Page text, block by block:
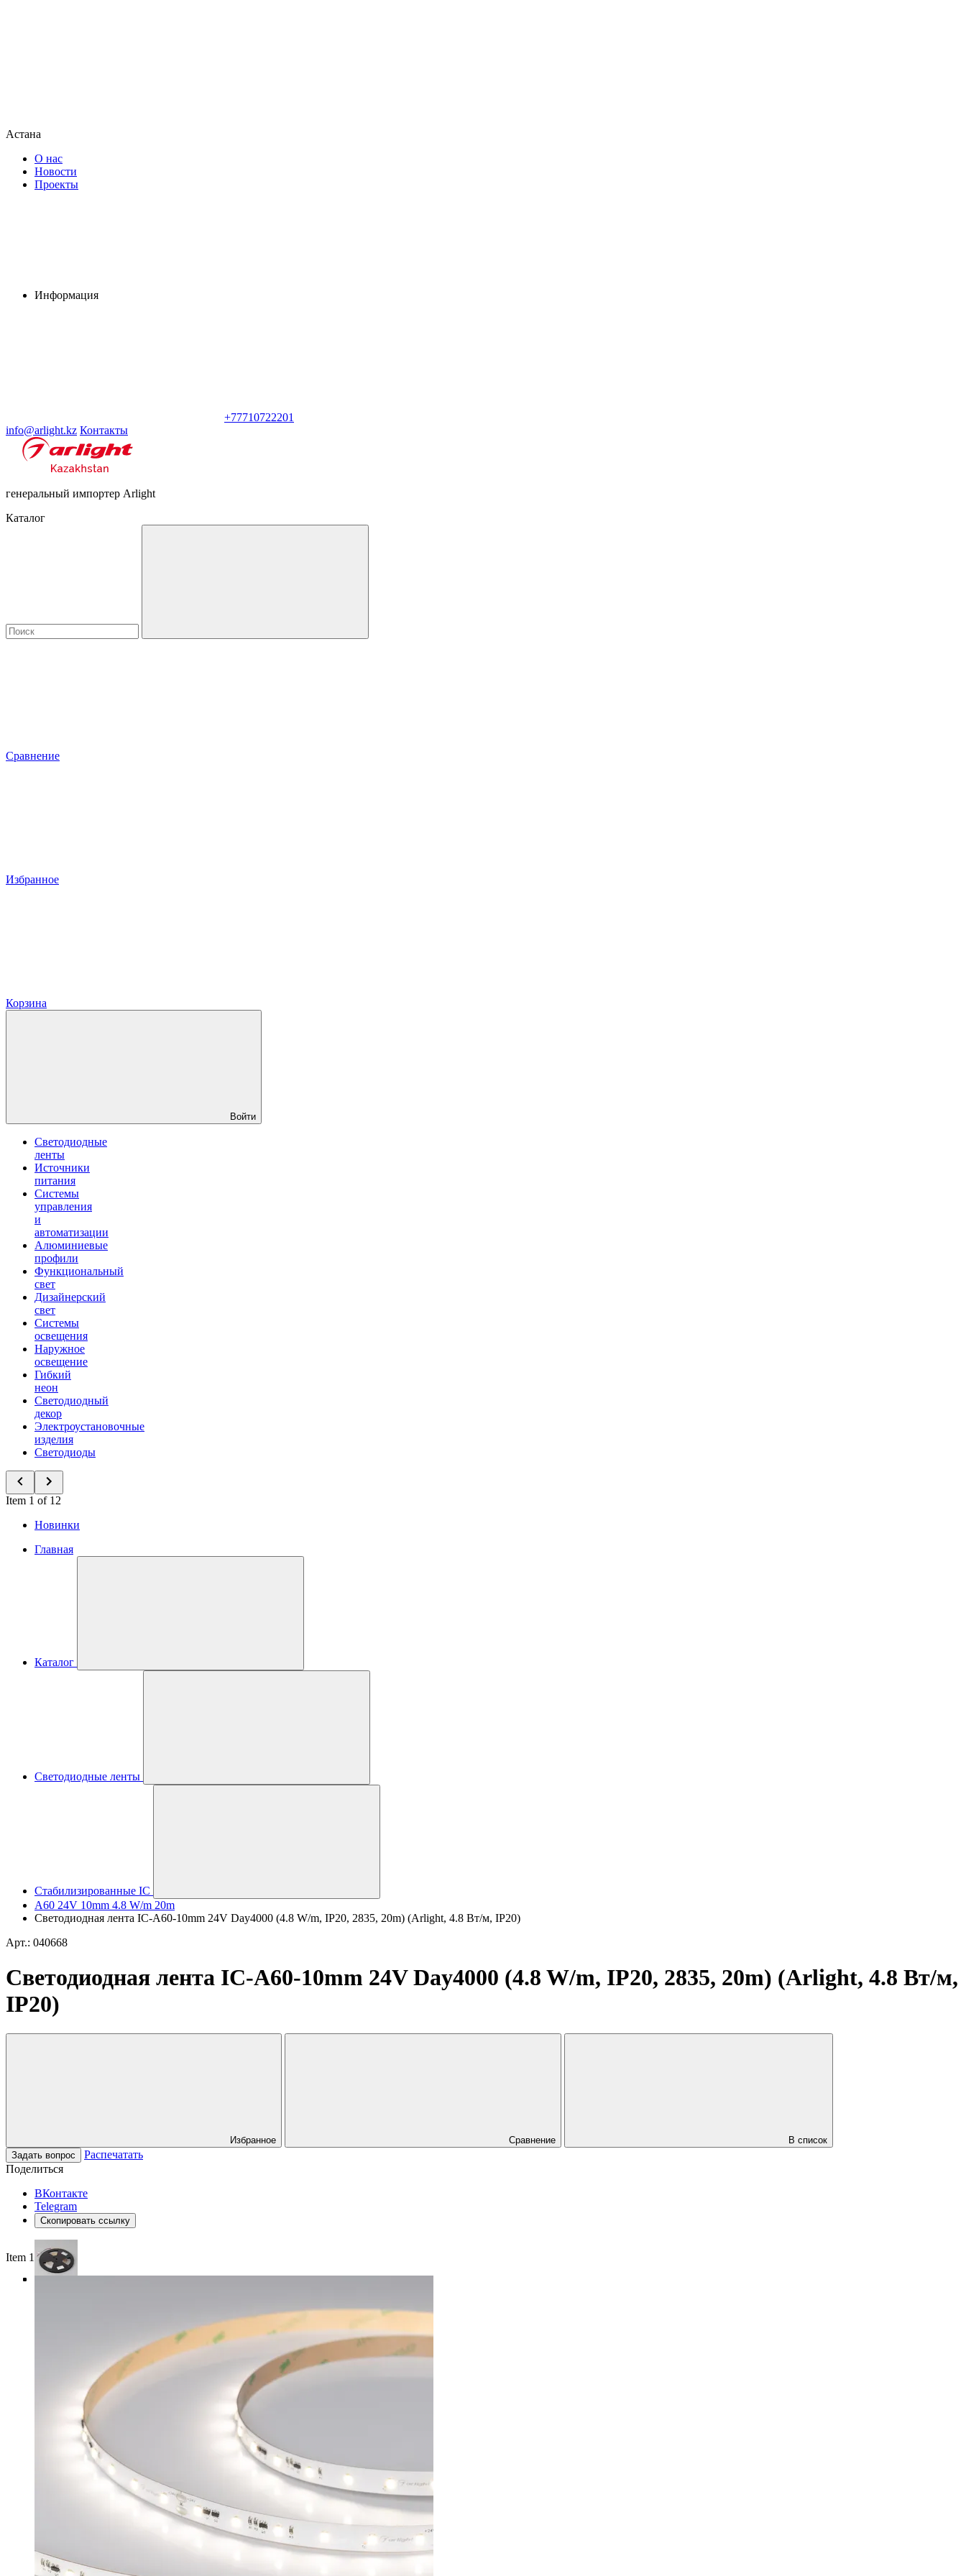
Астана
О нас
Новости
Проекты
Информация
+77710722201
info@arlight.kz Контакты
генеральный импортер Arlight
Каталог
Сравнение
Избранное
Корзина
Войти
Светодиодные
ленты
Источники
питания
Системы
управления
и
автоматизации
Алюминиевые
профили
Функциональный
свет
Дизайнерский
свет
Системы
освещения
Наружное
освещение
Гибкий
неон
Светодиодный
декор
Электроустановочные
изделия
Светодиоды
Item 1 of 12
Новинки
Главная
Каталог
Светодиодные ленты
Стабилизированные IC
A60 24V 10mm 4.8 W/m 20m
Светодиодная лента IC-A60-10mm 24V Day4000 (4.8 W/m, IP20, 2835, 20m) (Arlight, 4.8 Вт/м, IP20)
Арт.: 040668
Светодиодная лента IC-A60-10mm 24V Day4000 (4.8 W/m, IP20, 2835, 20m) (Arlight, 4.8 Вт/м,
IP20)
Избранное Сравнение
В список
Задать вопрос
Распечатать
Поделиться
ВКонтакте
Telegram
Скопировать ссылку
Item 1 of 4